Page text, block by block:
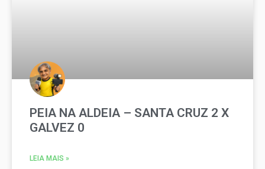
PEIA NA ALDEIA – SANTA CRUZ 2 X
GALVEZ 0
LEIA MAIS »